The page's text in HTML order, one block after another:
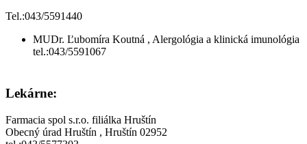
Tel.:043/5591440
MUDr. Ľubomíra Koutná , Alergológia a klinická imunológia
tel.:043/5591067
Lekárne:
Farmacia spol s.r.o. filiálka Hruštín
Obecný úrad Hruštín , Hruštín 02952